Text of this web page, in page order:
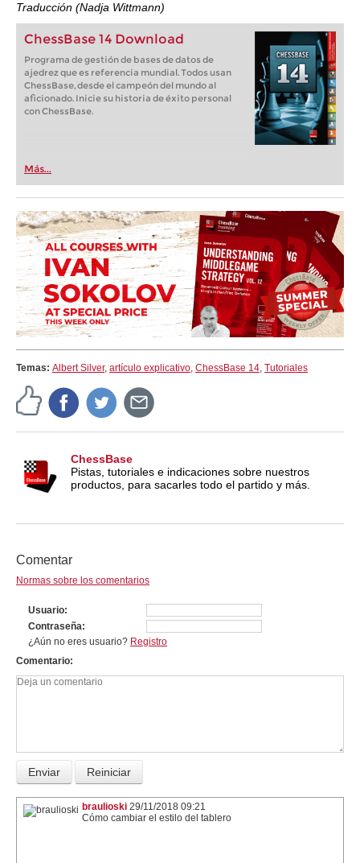
Traducción (Nadja Wittmann)
ChessBase 14 Download
Programa de gestión de bases de datos de
ajedrez que es referencia mundial. Todos usan
ChessBase, desde el campeón del mundo al
aficionado. Inicie su historia de éxito personal
con ChessBase.
Más...
Temas: Albert Silver, artículo explicativo, ChessBase 14, Tutoriales
ChessBase
Pistas, tutoriales e indicaciones sobre nuestros
productos, para sacarles todo el partido y más.
Comentar
Normas sobre los comentarios
Usuario
Contraseña
¿Aún no eres usuario? Registro
Comentario
braulioski 29/11/2018 09:21
Cómo cambiar el estilo del tablero